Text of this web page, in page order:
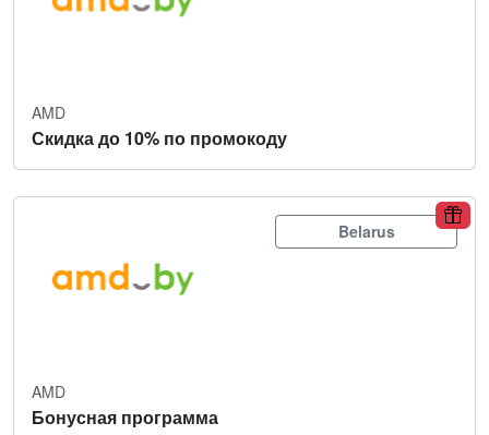
AMD
Скидка до 10% по промокоду
Belarus
AMD
Бонусная программа